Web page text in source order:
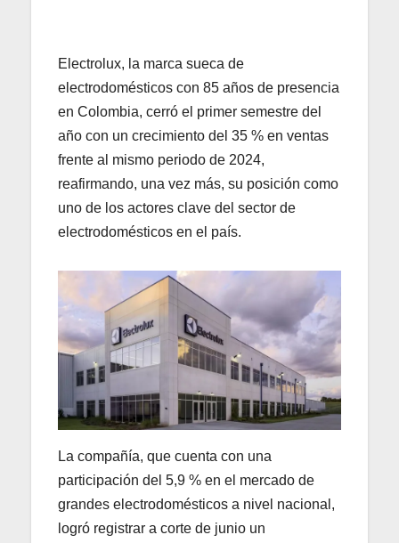
Electrolux, la marca sueca de
electrodomésticos con 85 años de presencia
en Colombia, cerró el primer semestre del
año con un crecimiento del 35 % en ventas
frente al mismo periodo de 2024,
reafirmando, una vez más, su posición como
uno de los actores clave del sector de
electrodomésticos en el país.
La compañía, que cuenta con una
participación del 5,9 % en el mercado de
grandes electrodomésticos a nivel nacional,
logró registrar a corte de junio un